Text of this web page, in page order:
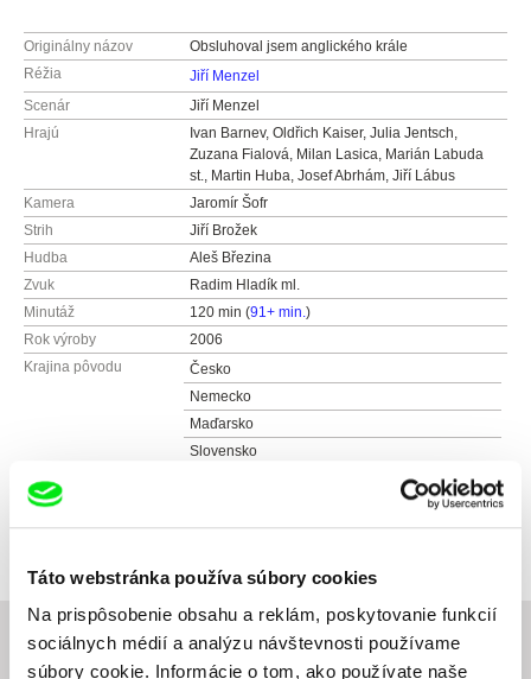
Táto webstránka používa súbory cookies
Na prispôsobenie obsahu a reklám, poskytovanie funkcií
sociálnych médií a analýzu návštevnosti používame
súbory cookie. Informácie o tom, ako používate naše
Originálny názov
Obsluhoval jsem anglického krále
Réžia
Jiří Menzel
Scenár
Jiří Menzel
Hrajú
Ivan Barnev, Oldřich Kaiser, Julia Jentsch,
Zuzana Fialová, Milan Lasica, Marián Labuda
st., Martin Huba, Josef Abrhám, Jiří Lábus
Kamera
Jaromír Šofr
Strih
Jiří Brožek
Hudba
Aleš Březina
Zvuk
Radim Hladík ml.
Minutáž
120 min (91+ min.)
Rok výroby
2006
Krajina pôvodu
Česko
Nemecko
Maďarsko
Slovensko
Farba
Distribúcia
12000 Praha 2
web:http://www.aqs.cz/
tel: +420 221 436 105